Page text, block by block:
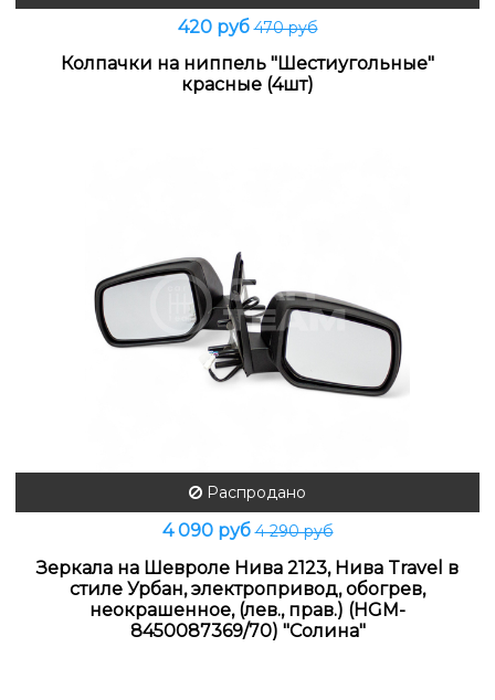
420 руб470 руб
Колпачки на ниппель "Шестиугольные"
красные (4шт)
Распродано
4 090 руб4 290 руб
Зеркала на Шевроле Нива 2123, Нива Travel в
стиле Урбан, электропривод, обогрев,
неокрашенное, (лев., прав.) (HGM-
8450087369/70) "Солина"